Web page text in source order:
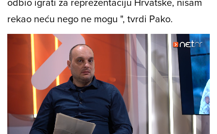
rekao neću nego ne mogu ", tvrdi Pako.
: